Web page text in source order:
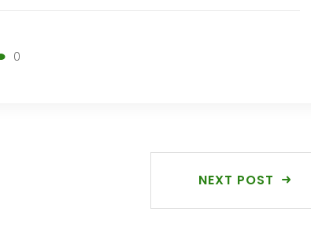
0
NEXT POST